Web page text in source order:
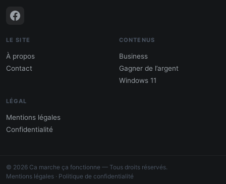
LE SITE
À propos
Contact
CONTENUS
Business
Gagner de l’argent
Windows 11
LÉGAL
Mentions légales
Confidentialité
© 2026 Ca marche ça fonctionne — Tous droits réservés.
Mentions légales · Politique de confidentialité
l'argent
Gagne 300 € – 5 000 € / mois · Guide testé